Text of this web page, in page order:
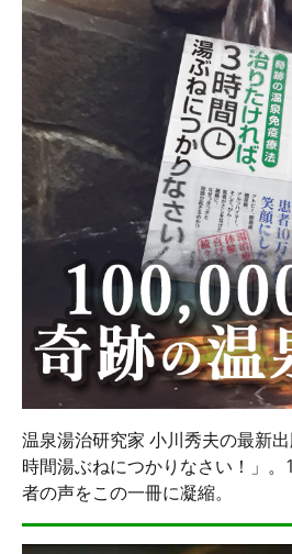
温泉湯治研究家 小川秀夫の最新
時間湯ぶねにつかりなさい！」
者の声をこの一冊に凝縮。